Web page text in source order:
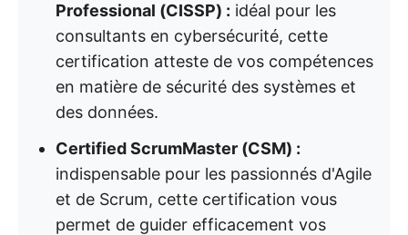
Professional (CISSP) : idéal pour les
consultants en cybersécurité, cette
certification atteste de vos compétences
en matière de sécurité des systèmes et
des données.
Certified ScrumMaster (CSM) :
indispensable pour les passionnés d'Agile
et de Scrum, cette certification vous
permet de guider efficacement vos